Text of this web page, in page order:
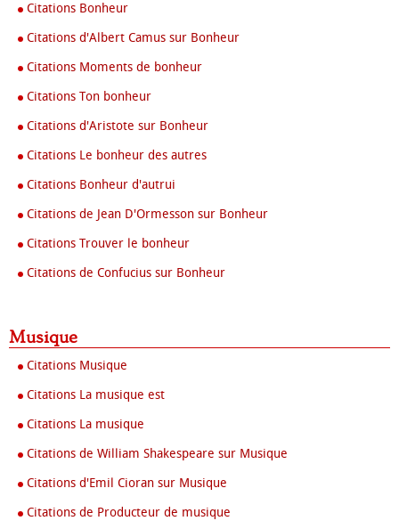
Citations Bonheur
Citations d'Albert Camus sur Bonheur
Citations Moments de bonheur
Citations Ton bonheur
Citations d'Aristote sur Bonheur
Citations Le bonheur des autres
Citations Bonheur d'autrui
Citations de Jean D'Ormesson sur Bonheur
Citations Trouver le bonheur
Citations de Confucius sur Bonheur
Musique
Citations Musique
Citations La musique est
Citations La musique
Citations de William Shakespeare sur Musique
Citations d'Emil Cioran sur Musique
Citations de Producteur de musique